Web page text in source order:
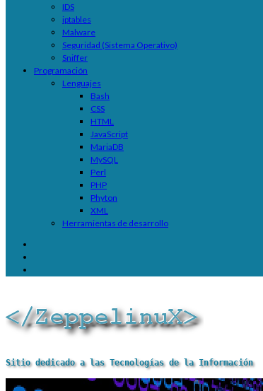
IDS
iptables
Malware
Seguridad (Sistema Operativo)
Sniffer
Programación
Lenguajes
Bash
CSS
HTML
JavaScript
MariaDB
MySQL
Perl
PHP
Phyton
XML
Herramientas de desarrollo
Sitio dedicado a las Tecnologías de la Información